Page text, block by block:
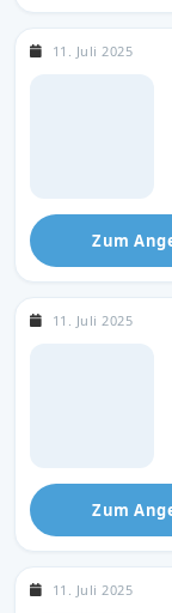
11. Juli 2025
Zum
11. Juli 2025
Zum
11. Juli 2025